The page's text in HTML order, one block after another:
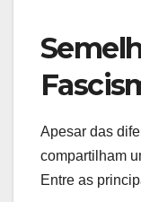
Apesar das
compartilham
Entre as